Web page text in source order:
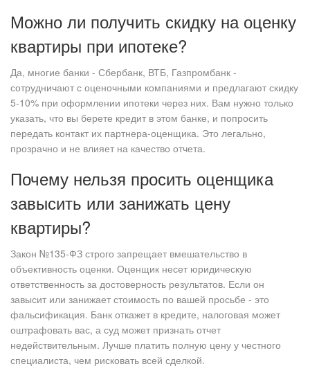
Можно ли получить скидку на оценку
квартиры при ипотеке?
Да, многие банки - Сбербанк, ВТБ, Газпромбанк -
сотрудничают с оценочными компаниями и предлагают скидку
5-10% при оформлении ипотеки через них. Вам нужно только
указать, что вы берете кредит в этом банке, и попросить
передать контакт их партнера-оценщика. Это легально,
прозрачно и не влияет на качество отчета.
Почему нельзя просить оценщика
завысить или занижать цену
квартиры?
Закон №135-ФЗ строго запрещает вмешательство в
объективность оценки. Оценщик несет юридическую
ответственность за достоверность результатов. Если он
завысит или занижает стоимость по вашей просьбе - это
фальсификация. Банк откажет в кредите, налоговая может
оштрафовать вас, а суд может признать отчет
недействительным. Лучше платить полную цену у честного
специалиста, чем рисковать всей сделкой.